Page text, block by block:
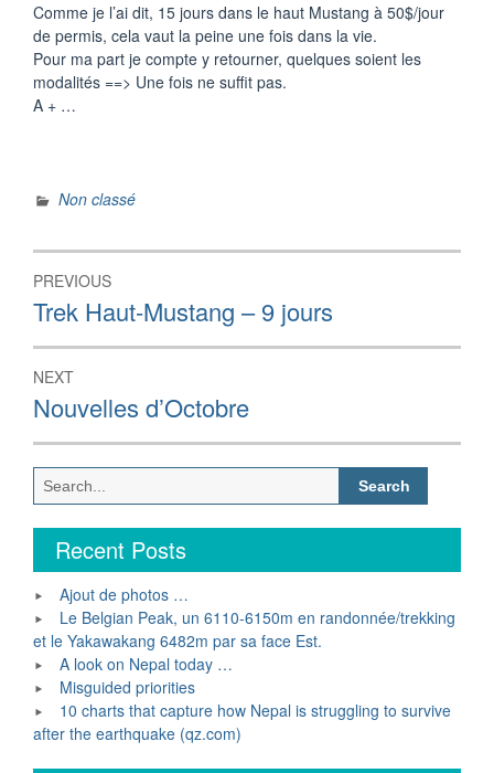
Comme je l’ai dit, 15 jours dans le haut Mustang à 50$/jour
de permis, cela vaut la peine une fois dans la vie.
Pour ma part je compte y retourner, quelques soient les
modalités ==> Une fois ne suffit pas.
A + …
Non classé
Post
navigation
PREVIOUS
Previous
post:
Trek Haut-Mustang – 9 jours
NEXT
Next
post:
Nouvelles d’Octobre
Search
for:
Recent Posts
Ajout de photos …
Le Belgian Peak, un 6110-6150m en randonnée/trekking
et le Yakawakang 6482m par sa face Est.
A look on Nepal today …
Misguided priorities
10 charts that capture how Nepal is struggling to survive
after the earthquake (qz.com)